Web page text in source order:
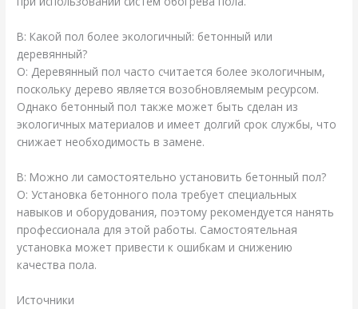
В: Какой пол более экологичный: бетонный или
деревянный?
О: Деревянный пол часто считается более экологичным,
поскольку дерево является возобновляемым ресурсом.
Однако бетонный пол также может быть сделан из
экологичных материалов и имеет долгий срок службы, что
снижает необходимость в замене.
В: Можно ли самостоятельно установить бетонный пол?
О: Установка бетонного пола требует специальных
навыков и оборудования, поэтому рекомендуется нанять
профессионала для этой работы. Самостоятельная
установка может привести к ошибкам и снижению
качества пола.
Источники